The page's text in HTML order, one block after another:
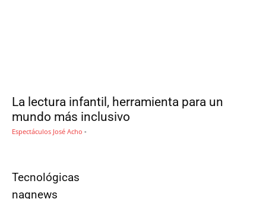
La lectura infantil, herramienta para un
mundo más inclusivo
Espectáculos José Acho -
Tecnológicas
nagnews